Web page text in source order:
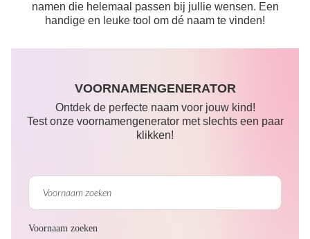
namen die helemaal passen bij jullie wensen. Een
handige en leuke tool om dé naam te vinden!
VOORNAMENGENERATOR
Ontdek de perfecte naam voor jouw kind!
Test onze voornamengenerator met slechts een paar
klikken!
Voornaam zoeken